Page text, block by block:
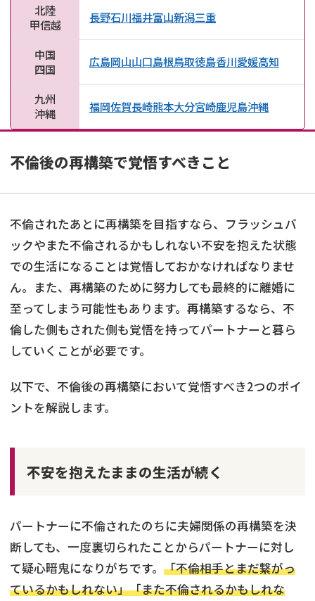
北陸
甲信越
長野石川福井富山新潟三重
中国
四国
広島岡山山口島根鳥取徳島香川愛媛高知
九州
沖縄
福岡佐賀長崎熊本大分宮崎鹿児島沖縄
不倫後の再構築で覚悟すべきこと
不倫されたあとに再構築を目指すなら、フラッシュバ
ックやまた不倫されるかもしれない不安を抱えた状態
での生活になることは覚悟しておかなければなりませ
ん。また、再構築のために努力しても最終的に離婚に
至ってしまう可能性もあります。再構築するなら、不
倫した側もされた側も覚悟を持ってパートナーと暮ら
していくことが必要です。
以下で、不倫後の再構築において覚悟すべき2つのポイ
ントを解説します。
不安を抱えたままの生活が続く
パートナーに不倫されたのちに夫婦関係の再構築を決
断しても、一度裏切られたことからパートナーに対し
て疑心暗鬼になりがちです。 「不倫相手とまだ繋がっ
ているかもしれない」「また不倫されるかもしれな